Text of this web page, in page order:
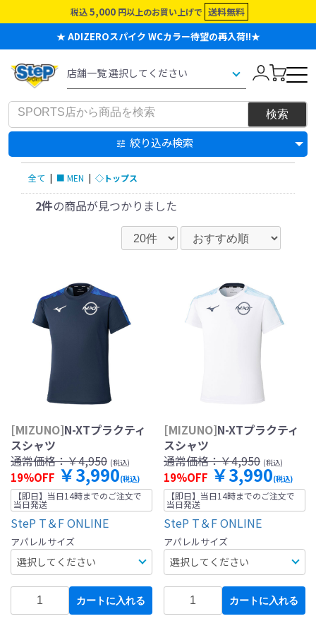
税込 5,000 円以上のお買い上げで 送料無料
★ ADIZEROスパイク WCカラー待望の再入荷!!★
絞り込み検索
全て | ■ MEN | ◇トップス
2件の商品が見つかりました
[MIZUNO]N-XTプラクティ
スシャツ
通常価格：￥4,950 (税込)
19%OFF ￥3,990(税込)
【即日】当日14時までのご注文で
当日発送
SteP T＆F ONLINE
アパレルサイズ
カートに入れる
[MIZUNO]N-XTプラクティ
スシャツ
通常価格：￥4,950 (税込)
19%OFF ￥3,990(税込)
【即日】当日14時までのご注文で
当日発送
SteP T＆F ONLINE
アパレルサイズ
カートに入れる